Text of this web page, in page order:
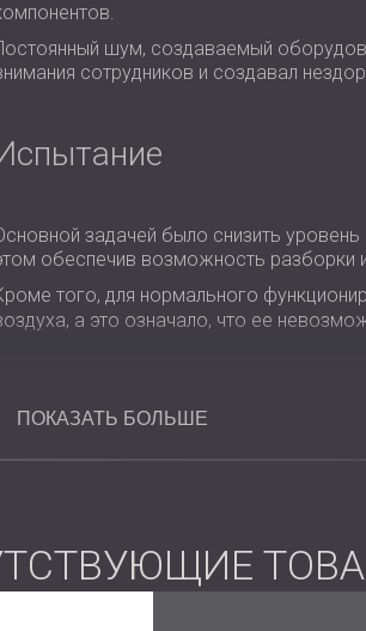
шум, создаваемый
сотрудников и создавал
задачей было снизить
обеспечив возможность разборки
того, для нормального
а это означало, что ее
Объем работ
Обеспечение соблюдения
ПОКАЗАТЬ БОЛЬШЕ